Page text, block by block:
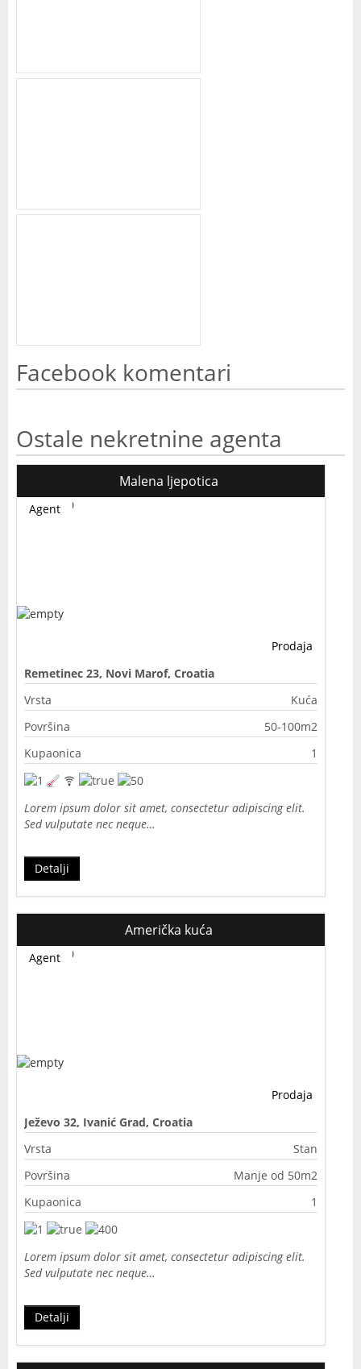
Facebook komentari
Ostale nekretnine agenta
Malena ljepotica
Prodaja
Agent
Remetinec 23, Novi Marof, Croatia
Vrsta
Kuća
Površina
50-100m2
Kupaonica
1
Lorem ipsum dolor sit amet, consectetur adipiscing elit.
Sed vulputate nec neque…
Detalji
Američka kuća
Prodaja
Agent
Ježevo 32, Ivanić Grad, Croatia
Vrsta
Stan
Površina
Manje od 50m2
Kupaonica
1
Lorem ipsum dolor sit amet, consectetur adipiscing elit.
Sed vulputate nec neque…
Detalji